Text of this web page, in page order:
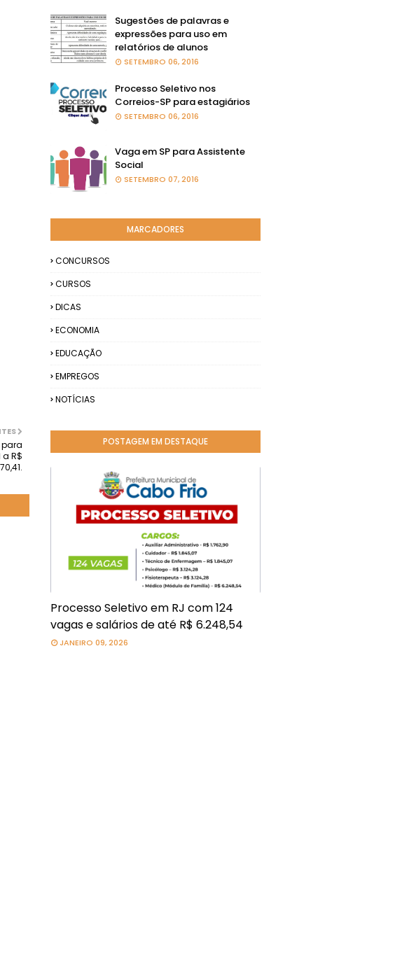
para
R$
Sugestões de palavras e
expressões para uso em
relatórios de alunos
SETEMBRO 06, 2016
Processo Seletivo nos
Correios-SP para estagiários
SETEMBRO 06, 2016
Vaga em SP para Assistente
Social
SETEMBRO 07, 2016
MARCADORES
CONCURSOS
CURSOS
DICAS
ECONOMIA
EDUCAÇÃO
EMPREGOS
NOTÍCIAS
POSTAGEM EM DESTAQUE
Processo Seletivo em RJ com 124
vagas e salários de até R$ 6.248,54
JANEIRO 09, 2026